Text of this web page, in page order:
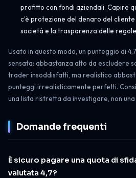
profitto con fondi aziendali. Capire
c’è protezione del denaro del
società e la trasparenza delle
Usato in questo modo, un punteggio di
sensata: abbastanza alto da escludere
trader insoddisfatti, ma realistico
punteggi irrealisticamente perfetti.
una lista ristretta da investigare, non
Domande frequenti
È sicuro pagare una quota di
valutata 4,7?